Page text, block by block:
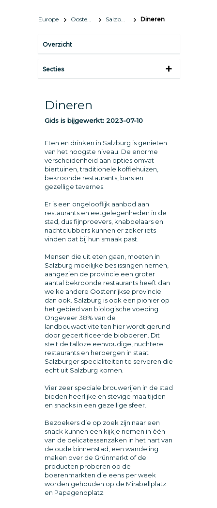
Europe Oostenrijk Salzburg Dineren
Overzicht
Secties
Dineren
Gids is bijgewerkt: 2023-07-10
Eten en drinken in Salzburg is genieten
van het hoogste niveau. De enorme
verscheidenheid aan opties omvat
biertuinen, traditionele koffiehuizen,
bekroonde restaurants, bars en
gezellige tavernes.
Er is een ongelooflijk aanbod aan
restaurants en eetgelegenheden in de
stad, dus fijnproevers, knabbelaars en
nachtclubbers kunnen er zeker iets
vinden dat bij hun smaak past.
Mensen die uit eten gaan, moeten in
Salzburg moeilijke beslissingen nemen,
aangezien de provincie een groter
aantal bekroonde restaurants heeft dan
welke andere Oostenrijkse provincie
dan ook. Salzburg is ook een pionier op
het gebied van biologische voeding.
Ongeveer 38% van de
landbouwactiviteiten hier wordt gerund
door gecertificeerde bioboeren. Dit
stelt de talloze eenvoudige, nuchtere
restaurants en herbergen in staat
Salzburger specialiteiten te serveren die
echt uit Salzburg komen.
Vier zeer speciale brouwerijen in de stad
bieden heerlijke en stevige maaltijden
en snacks in een gezellige sfeer.
Bezoekers die op zoek zijn naar een
snack kunnen een kijkje nemen in één
van de delicatessenzaken in het hart van
de oude binnenstad, een wandeling
maken over de Grünmarkt of de
producten proberen op de
boerenmarkten die eens per week
worden gehouden op de Mirabellplatz
en Papagenoplatz.